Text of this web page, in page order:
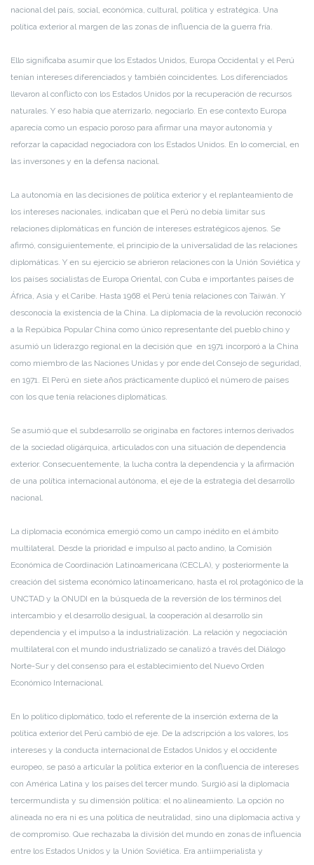
nacional del país, social, económica, cultural, política y estratégica. Una
política exterior al margen de las zonas de influencia de la guerra fría.
Ello significaba asumir que los Estados Unidos, Europa Occidental y el Perú
tenían intereses diferenciados y también coincidentes. Los diferenciados
llevaron al conflicto con los Estados Unidos por la recuperación de recursos
naturales. Y eso había que aterrizarlo, negociarlo. En ese contexto Europa
aparecía como un espacio poroso para afirmar una mayor autonomía y
reforzar la capacidad negociadora con los Estados Unidos. En lo comercial, en
las inversones y en la defensa nacional.
La autonomía en las decisiones de política exterior y el replanteamiento de
los intereses nacionales, indicaban que el Perú no debía limitar sus
relaciones diplomáticas en función de intereses estratégicos ajenos. Se
afirmó, consiguientemente, el principio de la universalidad de las relaciones
diplomáticas. Y en su ejercicio se abrieron relaciones con la Unión Soviética y
los países socialistas de Europa Oriental, con Cuba e importantes países de
África, Asia y el Caribe. Hasta 1968 el Perú tenía relaciones con Taiwán. Y
desconocía la existencia de la China. La diplomacia de la revolución reconoció
a la Repúbica Popular China como único representante del pueblo chino y
asumió un liderazgo regional en la decisión que en 1971 incorporó a la China
como miembro de las Naciones Unidas y por ende del Consejo de seguridad,
en 1971. El Perú en siete años prácticamente duplicó el número de países
con los que tenía relaciones diplomáticas.
Se asumió que el subdesarrollo se originaba en factores internos derivados
de la sociedad oligárquica, articulados con una situación de dependencia
exterior. Consecuentemente, la lucha contra la dependencia y la afirmación
de una política internacional autónoma, el eje de la estrategia del desarrollo
nacional.
La diplomacia económica emergió como un campo inédito en el ámbito
multilateral. Desde la prioridad e impulso al pacto andino, la Comisión
Económica de Coordinación Latinoamericana (CECLA), y posteriormente la
creación del sistema económico latinoamericano, hasta el rol protagónico de la
UNCTAD y la ONUDI en la búsqueda de la reversión de los términos del
intercambio y el desarrollo desigual, la cooperación al desarrollo sin
dependencia y el impulso a la industrialización. La relación y negociación
multilateral con el mundo industrializado se canalizó a través del Diálogo
Norte-Sur y del consenso para el establecimiento del Nuevo Orden
Económico Internacional.
En lo político diplomático, todo el referente de la inserción externa de la
política exterior del Perú cambió de eje. De la adscripción a los valores, los
intereses y la conducta internacional de Estados Unidos y el occidente
europeo, se pasó a articular la política exterior en la confluencia de intereses
con América Latina y los países del tercer mundo. Surgió así la diplomacia
tercermundista y su dimensión política: el no alineamiento. La opción no
alineada no era ni es una política de neutralidad, sino una diplomacia activa y
de compromiso. Que rechazaba la división del mundo en zonas de influencia
entre los Estados Unidos y la Unión Soviética. Era antiimperialista y